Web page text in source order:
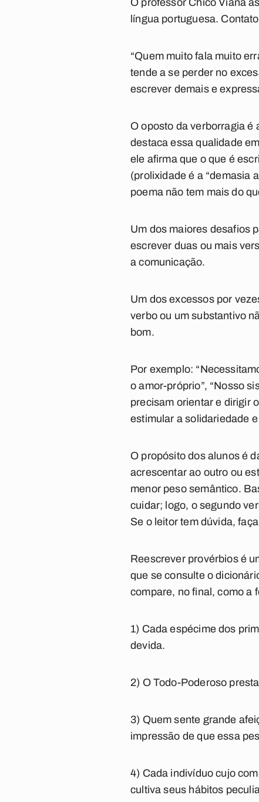
O professor Chico Viana
língua portuguesa.
“Quem muito fala muito
tende a se perder no
escrever demais e
O oposto da verborragia é
destaca essa qualidade
ele afirma que o que é
(prolixidade é a “demasia
poema não tem mais do
Um dos maiores desafios
escrever duas ou mais
a comunicação.
Um dos excessos por
verbo ou um substantivo
bom.
Por exemplo:
o amor-próprio”, “Nosso
precisam orientar e dirigir
estimular a solidariedade
O propósito dos alunos é
acrescentar ao outro ou
menor peso semântico.
cuidar; logo, o segundo
Se o leitor tem dúvida,
Reescrever provérbios é
que se consulte o
compare, no final, como a
1) Cada espécime dos
devida.
2) O Todo-Poderoso
3) Quem sente grande
impressão de que essa
4) Cada indivíduo cujo
cultiva seus hábitos